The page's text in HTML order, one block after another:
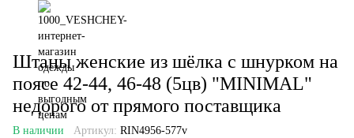
Штаны женские из шёлка с шнурком на
поясе 42-44, 46-48 (5цв) "MINIMAL"
недорого от прямого поставщика
В наличии Артикул: RIN4956-577v